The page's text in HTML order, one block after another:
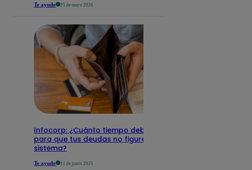
Te ayudo 25 de mayo 2026
Infocorp: ¿Cuánto tiempo debe pasar
para que tus deudas no figuren en su
sistema?
Te ayudo 11 de junio 2025